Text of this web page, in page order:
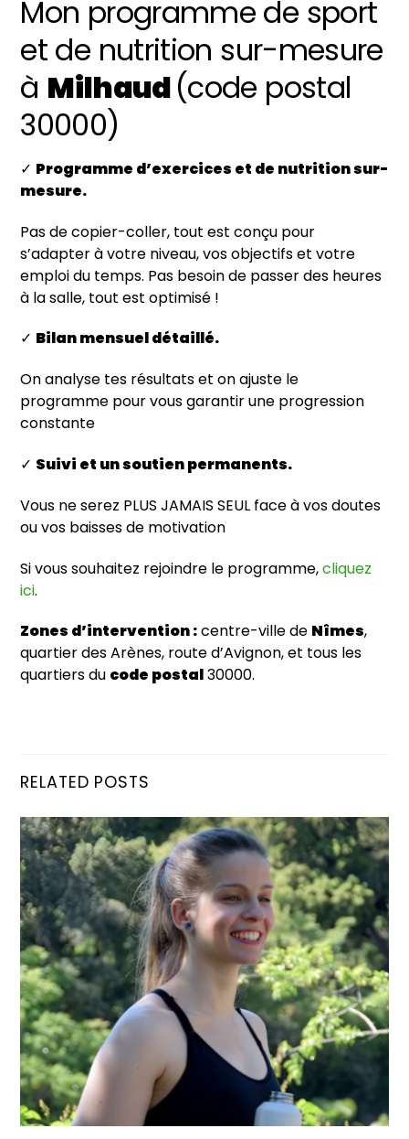
Mon programme de sport
et de nutrition sur-mesure
à Milhaud(code postal
30000)
✓ Programme d’exercices et de nutrition sur-
mesure.
Pas de copier-coller, tout est conçu pour
s’adapter à votre niveau, vos objectifs et votre
emploi du temps. Pas besoin de passer des heures
à la salle, tout est optimisé !
✓ Bilan mensuel détaillé.
On analyse tes résultats et on ajuste le
programme pour vous garantir une progression
constante
✓ Suivi et un soutien permanents.
Vous ne serez PLUS JAMAIS SEUL face à vos doutes
ou vos baisses de motivation
Si vous souhaitez rejoindre le programme,cliquez
ici.
Zones d’intervention :centre-ville de Nîmes,
quartier des Arènes, route d’Avignon, et tous les
quartiers du code postal30000.
RELATED POSTS